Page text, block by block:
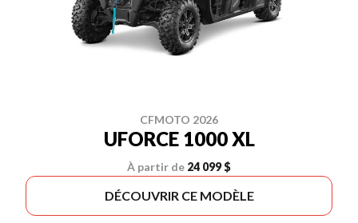
CFMOTO 2026
UFORCE 1000 XL
À partir de 24 099 $
DÉCOUVRIR CE MODÈLE